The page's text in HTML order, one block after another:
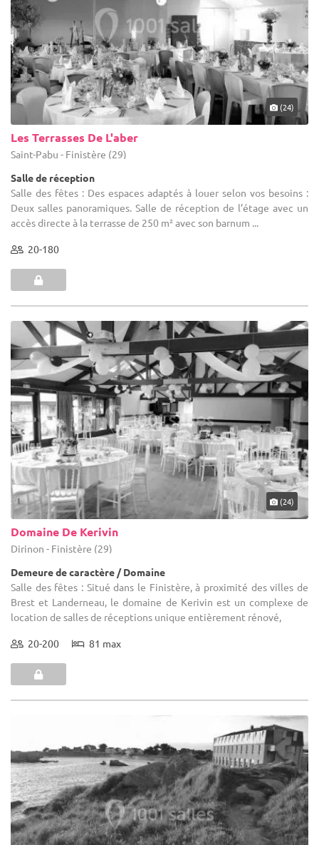
(24)
Les Terrasses De L'aber
Saint-Pabu - Finistère (29)
Salle de réception
Salle des fêtes : Des espaces adaptés à louer selon vos besoins :
Deux salles panoramiques. Salle de réception de l’étage avec un
accès directe à la terrasse de 250 m² avec son barnum ...
20-180
(24)
Domaine De Kerivin
Dirinon - Finistère (29)
Demeure de caractère / Domaine
Salle des fêtes : Situé dans le Finistère, à proximité des villes de
Brest et Landerneau, le domaine de Kerivin est un complexe de
location de salles de réceptions unique entièrement rénové,
20-200 81 max